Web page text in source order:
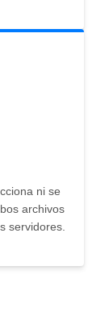
ni se
archivos
servidores.